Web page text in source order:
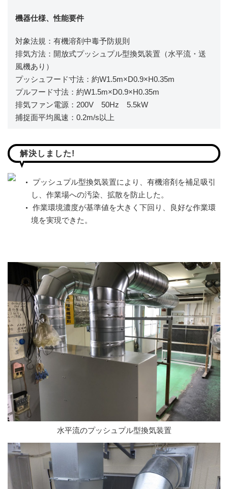
機器仕様、性能要件
対象法規：有機溶剤中毒予防規則
排気方法：開放式プッシュプル型換気装置（水平流・送
風機あり）
プッシュフード寸法：約W1.5m×D0.9×H0.35m
プルフード寸法：約W1.5m×D0.9×H0.35m
排気ファン電源：200V 50Hz 5.5kW
捕捉面平均風速：0.2m/s以上
解決しました!
プッシュプル型換気装置により、有機溶剤を補足吸引
し、作業場への汚染、拡散を防止した。
作業環境濃度が基準値を大きく下回り、良好な作業環
境を実現できた。
水平流のプッシュプル型換気装置